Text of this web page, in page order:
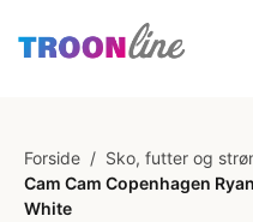
Forside / Sko, futter og
Cam Cam Copenhagen
White